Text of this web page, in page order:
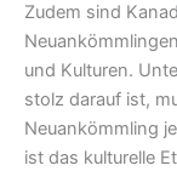
Zudem sind
und Kulturen.
stolz darauf ist,
Neuankömmling
ist das kulturelle